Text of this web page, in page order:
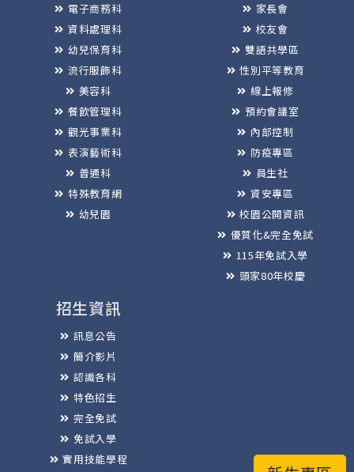
電子商務科
資料處理科
幼兒保育科
流行服飾科
美容科
餐飲管理科
觀光事業科
表演藝術科
普通科
特殊教育網
幼兒園
家長會
校友會
雙語共學區
性別平等教育
線上報修
預約會議室
內部控制
防疫專區
員生社
資安專區
校園公開資訊
優質化&完全免試
115年免試入學
頭家80年校慶
招生資訊
訊息公告
簡介影片
認識各科
特色招生
完全免試
免試入學
實用技能學程